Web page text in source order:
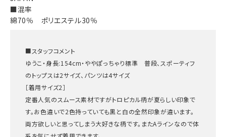
■混率
綿70％ ポリエステル30％
■スタッフコメント
ゆうこ・身長:154cm・ややぽっちゃり標準 普段、スポーティフ
のトップスは2サイズ、パンツは4サイズ
［着用サイズ2］
定番人気のスムース素材ですがトロピカル柄が夏らしい印象で
す。お色違いで2色持っていても黒と白の全然印象が違います。
両方欲しいと思ってしまう大好きな柄です。またAラインなので体